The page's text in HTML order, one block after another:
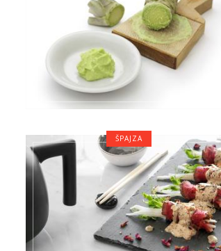
ŠPAJZA